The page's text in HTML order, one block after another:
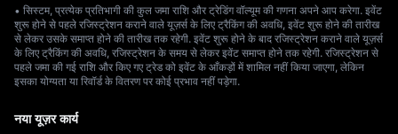
• सिस्टम, प्रत्येक प्रतिभागी की कुल जमा राशि और ट्रेडिंग वॉल्यूम की गणना अपने आप करेगा. इवेंट
शुरू होने से पहले रजिस्ट्रेशन कराने वाले यूज़र्स के लिए ट्रैकिंग की अवधि, इवेंट शुरू होने की तारीख
से लेकर उसके समाप्त होने की तारीख तक रहेगी. इवेंट शुरू होने के बाद रजिस्ट्रेशन कराने वाले यूज़र्स
के लिए ट्रैकिंग की अवधि, रजिस्ट्रेशन के समय से लेकर इवेंट समाप्त होने तक रहेगी. रजिस्ट्रेशन से
पहले जमा की गई राशि और किए गए ट्रेड को इवेंट के आँकड़ों में शामिल नहीं किया जाएगा, लेकिन
इसका योग्यता या रिवॉर्ड के वितरण पर कोई प्रभाव नहीं पड़ेगा.
नया यूज़र कार्य